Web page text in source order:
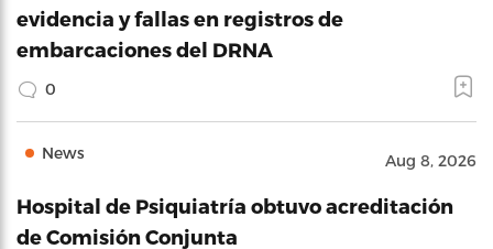
evidencia y fallas en registros de
embarcaciones del DRNA
0
News Aug 8, 2026
Hospital de Psiquiatría obtuvo acreditación
de Comisión Conjunta